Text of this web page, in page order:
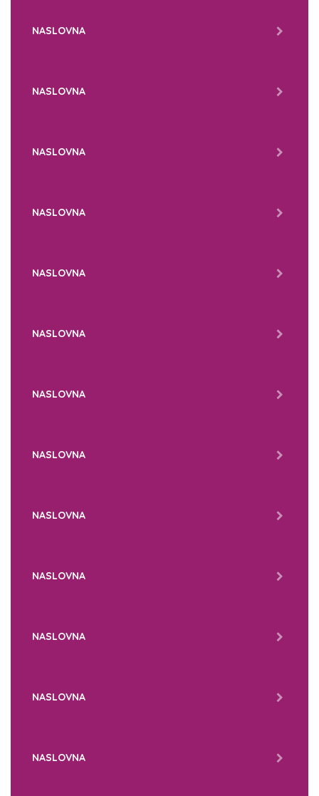
NASLOVNA
NASLOVNA
NASLOVNA
NASLOVNA
NASLOVNA
NASLOVNA
NASLOVNA
NASLOVNA
NASLOVNA
NASLOVNA
NASLOVNA
NASLOVNA
NASLOVNA